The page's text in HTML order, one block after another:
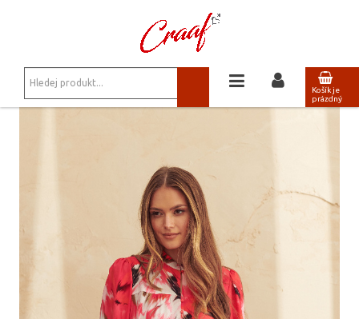
Košík je
prázdný
ŠATY, SUKNĚ / BOHO ŠATY